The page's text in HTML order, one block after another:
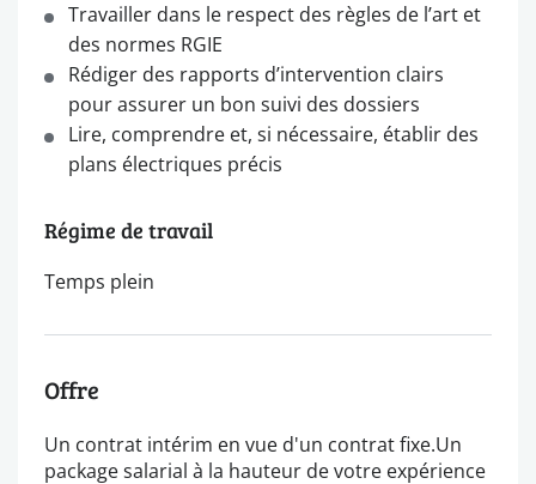
Travailler dans le respect des règles de l’art et
des normes RGIE
Rédiger des rapports d’intervention clairs
pour assurer un bon suivi des dossiers
Lire, comprendre et, si nécessaire, établir des
plans électriques précis
Régime de travail
Temps plein
Offre
Un contrat intérim en vue d'un contrat fixe.Un
package salarial à la hauteur de votre expérience